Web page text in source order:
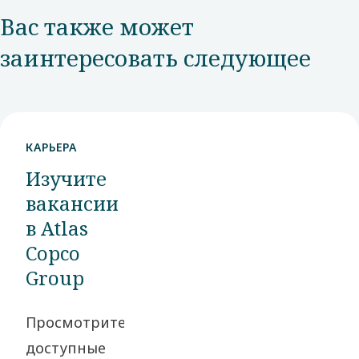
Вас также может
заинтересовать следующее
КАРЬЕРА
Изучите
вакансии
в Atlas
Copco
Group
Просмотрите
доступные